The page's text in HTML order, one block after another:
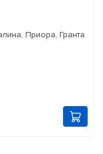
Приора, Гранта